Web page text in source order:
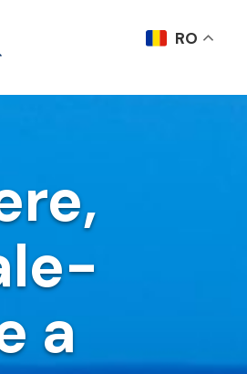
a
RO